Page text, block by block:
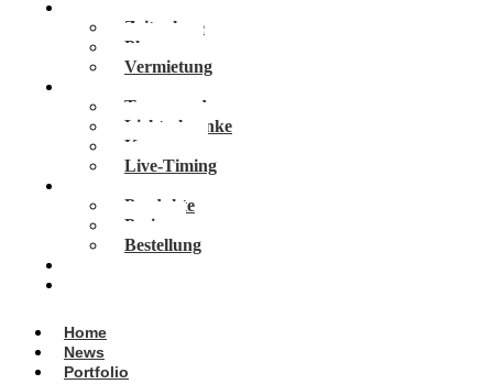
Zeitnahme
Planung
Vermietung
Transponder
Lichtschranke
Kameras
Live-Timing
Produkte
Preise
Bestellung
Home
News
Portfolio